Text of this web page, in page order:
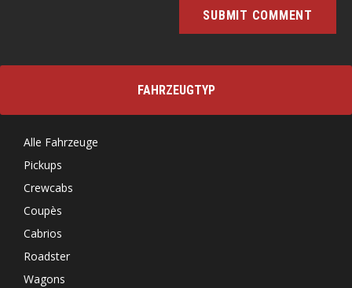
FAHRZEUGTYP
Alle Fahrzeuge
Pickups
Crewcabs
Coupès
Cabrios
Roadster
Wagons